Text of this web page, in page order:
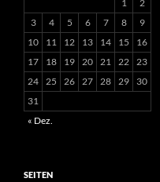
1
2
3
4 5 6 7 8
9
10
11 12 13 14 15
16
17
18 19 20 21 22 23
24 25 26 27 28 29
30
31
« Dez.
SEITEN